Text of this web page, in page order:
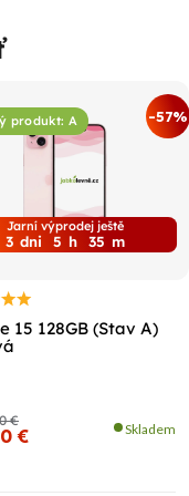
produkt: A -57%
Jarní výprodej ještě
3 dni 5 h 35 m
15 128GB (Stav A)
€
€ Skladem